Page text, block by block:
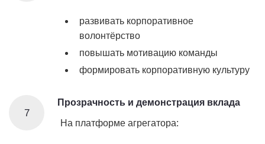
развивать корпоративное
волонтёрство
повышать мотивацию команды
формировать корпоративную культуру
7
Прозрачность и демонстрация вклада
На платформе агрегатора: